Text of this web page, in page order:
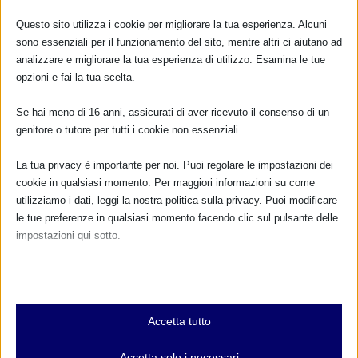
POST CORRELATI
Questo sito utilizza i cookie per migliorare la tua esperienza. Alcuni
sono essenziali per il funzionamento del sito, mentre altri ci aiutano ad
analizzare e migliorare la tua esperienza di utilizzo. Esamina le tue
opzioni e fai la tua scelta.
Se hai meno di 16 anni, assicurati di aver ricevuto il consenso di un
genitore o tutore per tutti i cookie non essenziali.
La tua privacy è importante per noi. Puoi regolare le impostazioni dei
cookie in qualsiasi momento. Per maggiori informazioni su come
utilizziamo i dati, leggi la nostra politica sulla privacy. Puoi modificare
le tue preferenze in qualsiasi momento facendo clic sul pulsante delle
impostazioni qui sotto.
Essenziali
I cookie e i servizi essenziali abilitano le funzioni di base e sono
Accetta tutto